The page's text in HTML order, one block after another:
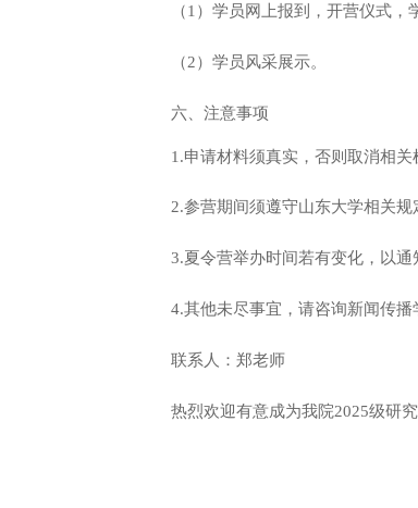
（1）学员网上报到，开营仪式，
（2）学员风采展示。
六、注意事项
1.申请材料须真实，否则取消相关
2.参营期间须遵守山东大学相关规
3.夏令营举办时间若有变化，以通
4.其他未尽事宜，请咨询新闻传
联系人：郑老师
热烈欢迎有意成为我院2025级研